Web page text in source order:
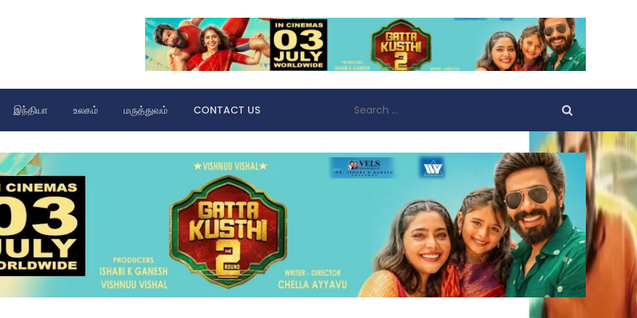
இந்தியா உலகம் மருத்துவம் CONTACT US
for: